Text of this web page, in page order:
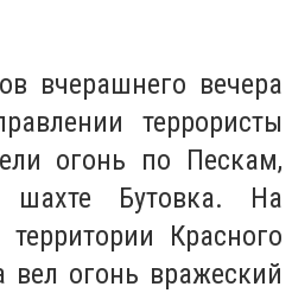
вчерашнего вечера
террористы
огонь по Пескам,
шахте Бутовка. На
Красного
вел огонь вражеский